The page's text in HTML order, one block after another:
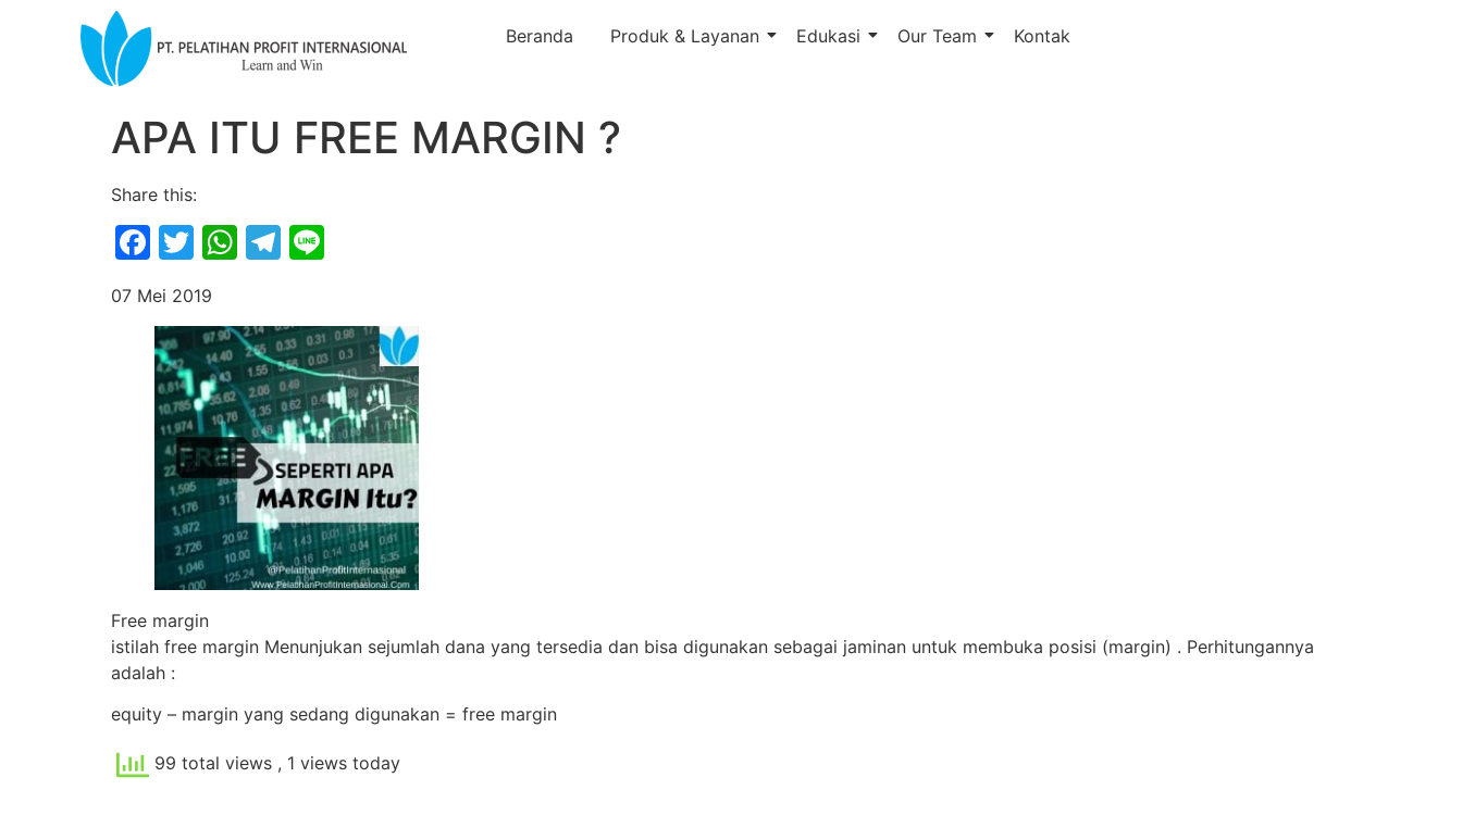
Beranda Produk & Layanan Edukasi Our Team Kontak
APA ITU FREE MARGIN ?
Share this:
Facebook
Twitter
WhatsApp
Telegram
07 Mei 2019
Free margin
istilah free margin Menunjukan sejumlah dana yang tersedia dan bisa digunakan sebagai jaminan untuk membuka posisi (margin) . Perhitungannya
adalah :
equity – margin yang sedang digunakan = free margin
99 total views , 1 views today